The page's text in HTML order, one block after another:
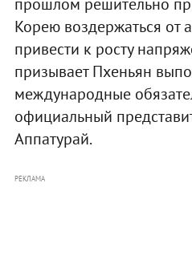
Корею воздержаться от
привести к росту
призывает Пхеньян
международные
официальный
Аппатурай.
РЕКЛАМА